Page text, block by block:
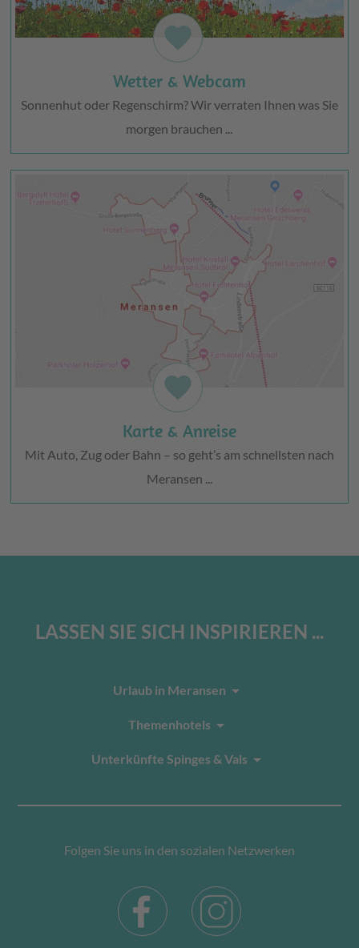
favorite
Wetter & Webcam
Sonnenhut oder Regenschirm? Wir verraten Ihnen was Sie
morgen brauchen ...
favorite
Karte & Anreise
Mit Auto, Zug oder Bahn – so geht’s am schnellsten nach
Meransen ...
LASSEN SIE SICH INSPIRIEREN ...
Urlaub in Meransen arrow_drop_down
Themenhotels arrow_drop_down
Unterkünfte Spinges & Vals arrow_drop_down
Folgen Sie uns in den sozialen Netzwerken
Facebook Instagram